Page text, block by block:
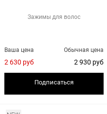
Зажимы для волос
Обычная цена
2 930 руб
Ваша цена
2 630 руб
Подписаться